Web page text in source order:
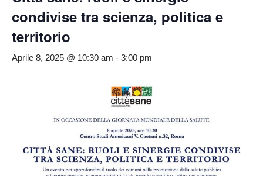
condivise tra scienza, politica e
territorio
Aprile 8, 2025 @ 10:30 am - 3:00 pm